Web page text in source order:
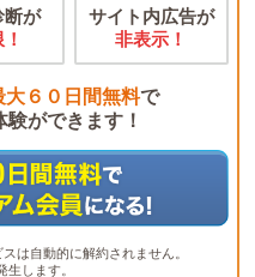
が
サイト内広告が
非表示！
大６０日間無料で
ができます！
は自動的に解約されません。
します。